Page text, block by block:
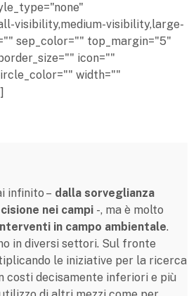
visibility,medium-visibility,large-
sep_color="" top_margin="5"
icon=""
width=""
infinito – dalla sorveglianza
nei campi -, ma è molto
in campo ambientale.
in diversi settori. Sul fronte
le iniziative per la ricerca
costi decisamente inferiori e più